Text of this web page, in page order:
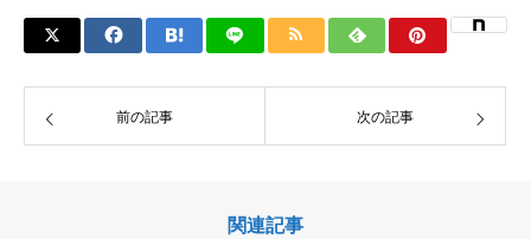
前の記事 次の記事
関連記事